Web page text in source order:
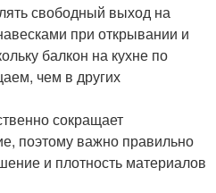
свободный выход на
при открывании и
балкон на кухне по
чем в других
сокращает
поэтому важно правильно
и плотность материалов